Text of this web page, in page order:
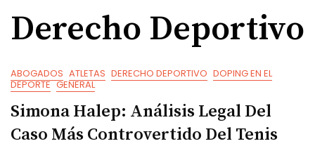
Derecho Deportivo
ABOGADOS ATLETAS DERECHO DEPORTIVO DOPING EN EL
DEPORTE GENERAL
Simona Halep: Análisis Legal Del
Caso Más Controvertido Del Tenis